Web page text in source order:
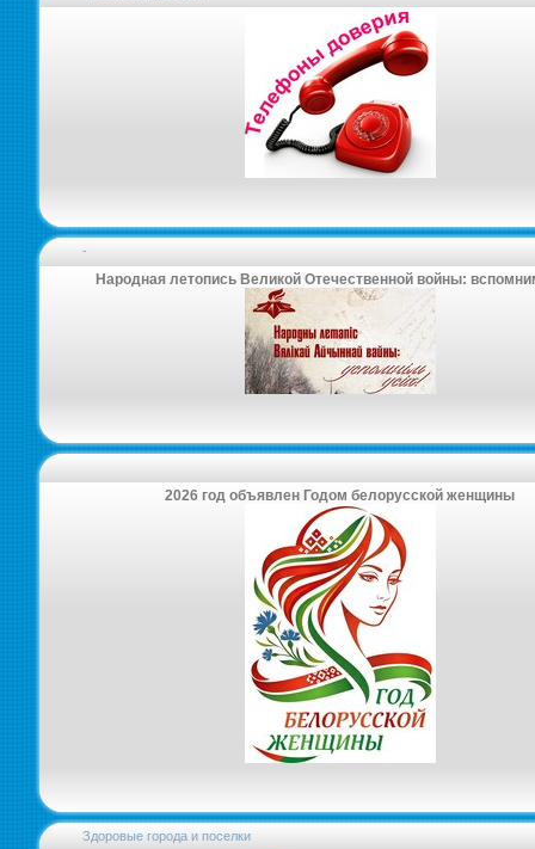
-
Народная летопись Великой Отечественной войны:
2026 год объявлен Годом белорусской женщины
Здоровые города и поселки